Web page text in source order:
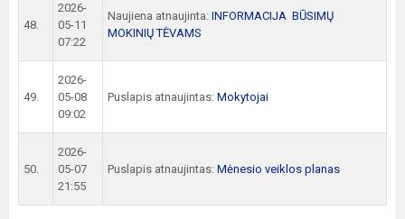
48.
2026-
05-11
07:22
Naujiena atnaujinta: INFORMACIJA BŪSIMŲ
MOKINIŲ TĖVAMS
49.
2026-
05-08
09:02
Puslapis atnaujintas: Mokytojai
50.
2026-
05-07
21:55
Puslapis atnaujintas: Mėnesio veiklos planas